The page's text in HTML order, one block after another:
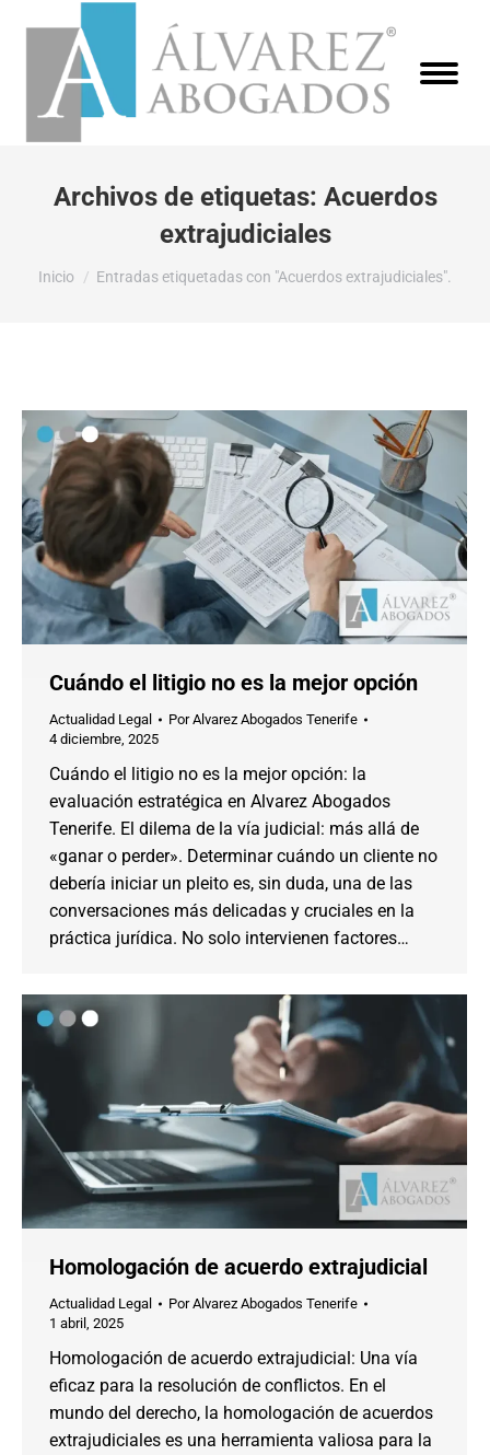
Archivos de etiquetas: Acuerdos
extrajudiciales
Estás aquí:
Inicio Entradas etiquetadas con "Acuerdos extrajudiciales".
Cuándo el litigio no es la mejor opción
Actualidad Legal PorAlvarez Abogados Tenerife
4 diciembre, 2025
Cuándo el litigio no es la mejor opción: la
evaluación estratégica en Alvarez Abogados
Tenerife. El dilema de la vía judicial: más allá de
«ganar o perder». Determinar cuándo un cliente no
debería iniciar un pleito es, sin duda, una de las
conversaciones más delicadas y cruciales en la
práctica jurídica. No solo intervienen factores…
Homologación de acuerdo extrajudicial
Actualidad Legal PorAlvarez Abogados Tenerife
1 abril, 2025
Homologación de acuerdo extrajudicial: Una vía
eficaz para la resolución de conflictos. En el
mundo del derecho, la homologación de acuerdos
extrajudiciales es una herramienta valiosa para la